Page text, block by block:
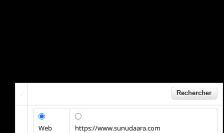
Web https://www.sunudaara.com